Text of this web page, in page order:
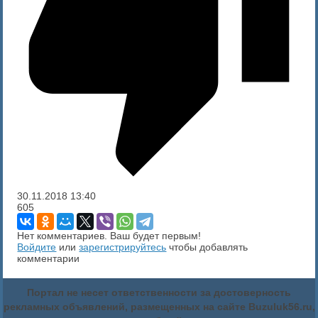
30.11.2018 13:40
605
Нет комментариев. Ваш будет первым!
Войдите илизарегистрируйтесь чтобы добавлять
комментарии
Портал не несет ответственности за достоверность
рекламных объявлений, размещенных на сайте Buzuluk56.ru,